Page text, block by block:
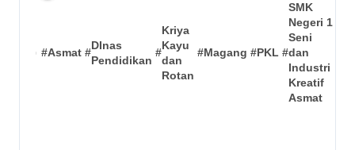
#Asmat #
DInas
Pendidikan
#
Kriya
Kayu
dan
Rotan
#Magang #PKL #
SMK
Negeri 1
Seni
dan
Industri
Kreatif
Asmat